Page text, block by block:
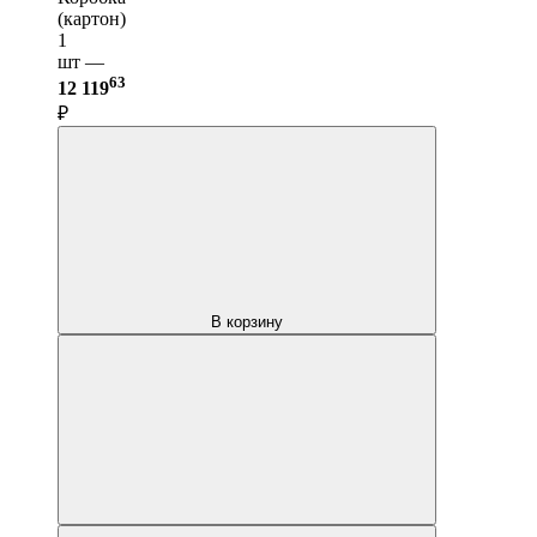
(картон)
1
шт —
12 11963
₽
В корзину